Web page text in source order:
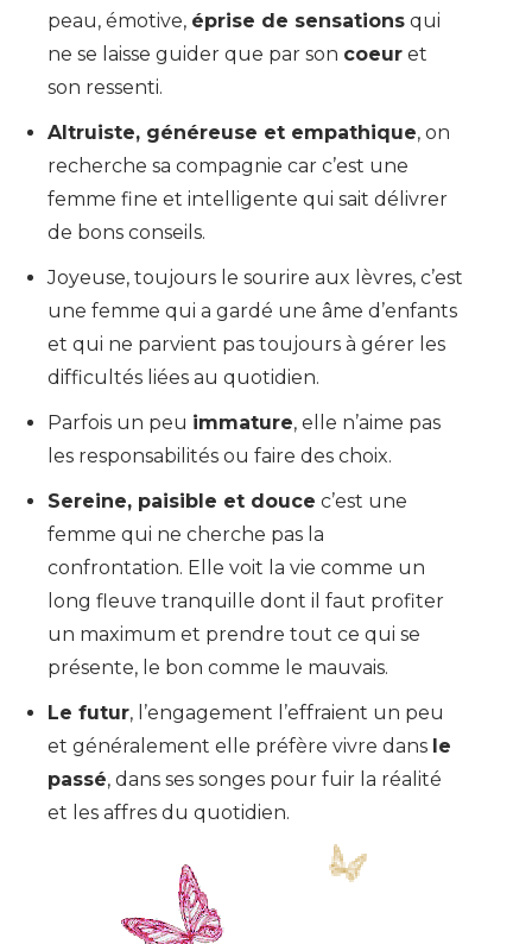
peau, émotive, éprise de sensations qui
ne se laisse guider que par son coeur et
son ressenti.
Altruiste, généreuse et empathique, on
recherche sa compagnie car c’est une
femme fine et intelligente qui sait délivrer
de bons conseils.
Joyeuse, toujours le sourire aux lèvres, c’est
une femme qui a gardé une âme d’enfants
et qui ne parvient pas toujours à gérer les
difficultés liées au quotidien.
Parfois un peu immature, elle n’aime pas
les responsabilités ou faire des choix.
Sereine, paisible et douce c’est une
femme qui ne cherche pas la
confrontation. Elle voit la vie comme un
long fleuve tranquille dont il faut profiter
un maximum et prendre tout ce qui se
présente, le bon comme le mauvais.
Le futur, l’engagement l’effraient un peu
et généralement elle préfère vivre dans le
passé, dans ses songes pour fuir la réalité
et les affres du quotidien.